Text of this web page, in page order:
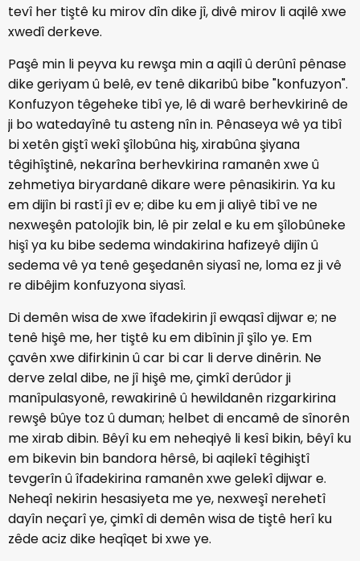
tevî her tiştê ku mirov dîn dike jî, divê mirov li aqilê xwe
xwedî derkeve.
Paşê min li peyva ku rewşa min a aqilî û derûnî pênase
dike geriyam û belê, ev tenê dikaribû bibe "konfuzyon".
Konfuzyon têgeheke tibî ye, lê di warê berhevkirinê de
ji bo watedayînê tu asteng nîn in. Pênaseya wê ya tibî
bi xetên giştî wekî şîlobûna hiş, xirabûna şiyana
têgihîştinê, nekarîna berhevkirina ramanên xwe û
zehmetiya biryardanê dikare were pênasikirin. Ya ku
em dijîn bi rastî jî ev e; dibe ku em ji aliyê tibî ve ne
nexweşên patolojîk bin, lê pir zelal e ku em şîlobûneke
hişî ya ku bibe sedema windakirina hafizeyê dijîn û
sedema vê ya tenê geşedanên siyasî ne, loma ez ji vê
re dibêjim konfuzyona siyasî.
Di demên wisa de xwe îfadekirin jî ewqasî dijwar e; ne
tenê hişê me, her tiştê ku em dibînin jî şîlo ye. Em
çavên xwe difirkinin û car bi car li derve dinêrin. Ne
derve zelal dibe, ne jî hişê me, çimkî derûdor ji
manîpulasyonê, rewakirinê û hewildanên rizgarkirina
rewşê bûye toz û duman; helbet di encamê de sînorên
me xirab dibin. Bêyî ku em neheqiyê li kesî bikin, bêyî ku
em bikevin bin bandora hêrsê, bi aqilekî têgihiştî
tevgerîn û îfadekirina ramanên xwe gelekî dijwar e.
Neheqî nekirin hesasiyeta me ye, nexweşî nerehetî
dayîn neçarî ye, çimkî di demên wisa de tiştê herî ku
zêde aciz dike heqîqet bi xwe ye.